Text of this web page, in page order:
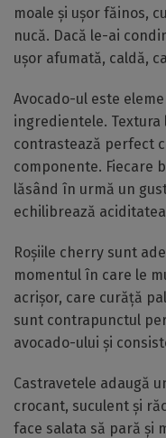
moale și ușor făinos,
nucă. Dacă le-ai
ușor afumată, caldă,
Avocado-ul este
ingredientele.
contrastează perfect
componente. Fiecare
lăsând în urmă un
echilibrează
Roșiile cherry sunt
momentul în care le
acrișor, care curăță
sunt contrapunctul
avocado-ului și
Castravetele adaugă
crocant, suculent și
face salata să pară și